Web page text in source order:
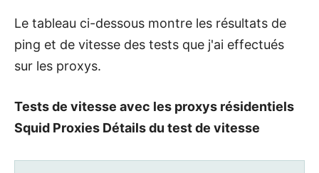
Le tableau ci-dessous montre les résultats de
ping et de vitesse des tests que j'ai effectués
sur les proxys.
Tests de vitesse avec les proxys résidentiels
Squid Proxies Détails du test de vitesse